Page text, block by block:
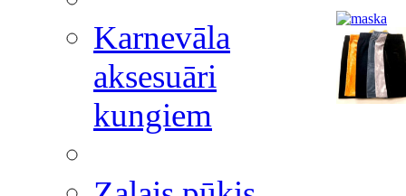
Karnevāla
aksesuāri
kungiem